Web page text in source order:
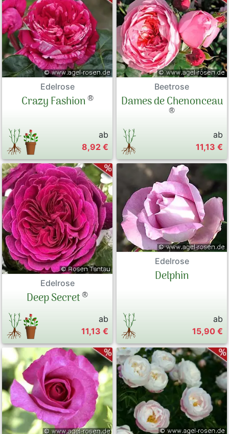
Edelrose
Crazy Fashion®
ab
8,92 €
Beetrose
Dames de Chenonceau
®
ab
11,13 €
Edelrose
Deep Secret®
ab
11,13 €
Edelrose
Delphin
ab
15,90 €